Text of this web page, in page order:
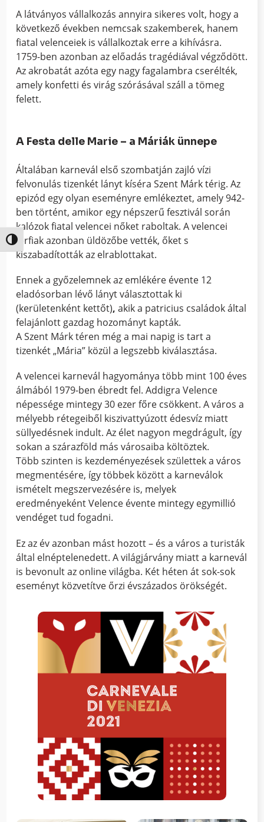
Nagy kontraszt váltása
A látványos vállalkozás annyira sikeres volt, hogy a
következő években nemcsak szakemberek, hanem
fiatal velenceiek is vállalkoztak erre a kihívásra.
1759-ben azonban az előadás tragédiával végződött.
Az akrobatát azóta egy nagy fagalambra cserélték,
amely konfetti és virág szórásával száll a tömeg
felett.
A Festa delle Marie – a Máriák ünnepe
Általában karnevál első szombatján zajló vízi
felvonulás tizenkét lányt kíséra Szent Márk térig. Az
epizód egy olyan eseményre emlékeztet, amely 942-
ben történt, amikor egy népszerű fesztivál során
kalózok fiatal velencei nőket raboltak. A velencei
férfiak azonban üldözőbe vették, őket s
kiszabadították az elrablottakat.
Ennek a győzelemnek az emlékére évente 12
eladósorban lévő lányt választottak ki
(kerületenként kettőt), akik a patricius családok által
felajánlott gazdag hozományt kapták.
A Szent Márk téren még a mai napig is tart a
tizenkét „Mária” közül a legszebb kiválasztása.
A velencei karnevál hagyománya több mint 100 éves
álmából 1979-ben ébredt fel. Addigra Velence
népessége mintegy 30 ezer főre csökkent. A város a
mélyebb rétegeiből kiszivattyúzott édesvíz miatt
süllyedésnek indult. Az élet nagyon megdrágult, így
sokan a szárazföld más városaiba költöztek.
Több szinten is kezdeményezések születtek a város
megmentésére, így többek között a karneválok
ismételt megszervezésére is, melyek
eredményeként Velence évente mintegy egymillió
vendéget tud fogadni.
Ez az év azonban mást hozott – és a város a turisták
által elnéptelenedett. A világjárvány miatt a karnevál
is bevonult az online világba. Két héten át sok-sok
eseményt közvetítve őrzi évszázados örökségét.